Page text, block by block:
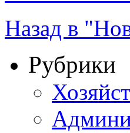
Назад в
Рубрики